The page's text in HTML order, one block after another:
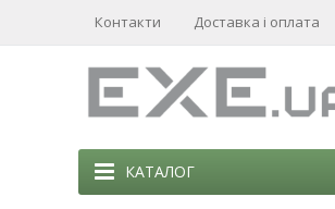
Контакти Доставка і оплата
КАТАЛОГ